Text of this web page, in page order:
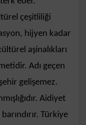
çeşitliliği
hijyen kadar
aşinalıkları
Adı geçen
gelişemez.
Aidiyet
Türkiye